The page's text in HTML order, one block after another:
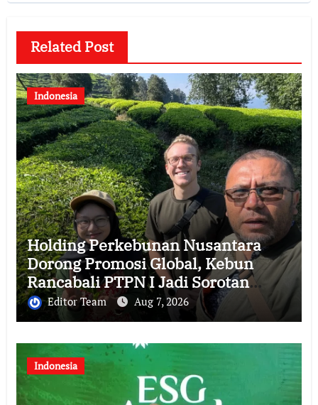
Related Post
Indonesia
Holding Perkebunan Nusantara
Dorong Promosi Global, Kebun
Rancabali PTPN I Jadi Sorotan
Media Amerika Serikat
Editor Team Aug 7, 2026
Indonesia